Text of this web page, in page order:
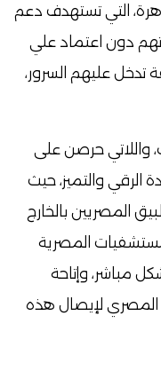
التي تستهدف دعم
دون اعتماد علي
تدخل عليهم السرور،
واللاتي حرصن على
الرقي والتميز، حيث
المصريين بالخارج
المصرية
مباشر، وإتاحة
المصري لإيصال هذه